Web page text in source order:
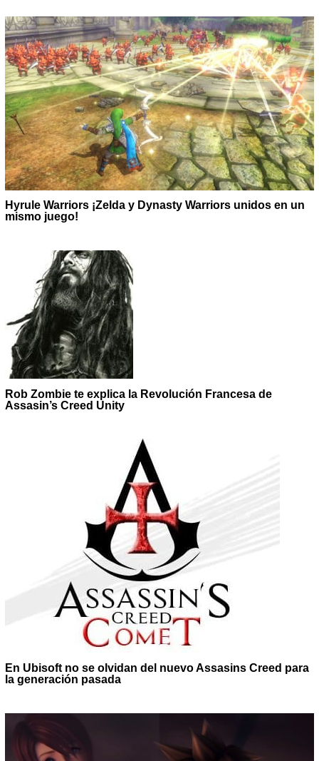
Hyrule Warriors ¡Zelda y Dynasty Warriors unidos en un
mismo juego!
Rob Zombie te explica la Revolución Francesa de
Assasin’s Creed Unity
En Ubisoft no se olvidan del nuevo Assasins Creed para
la generación pasada